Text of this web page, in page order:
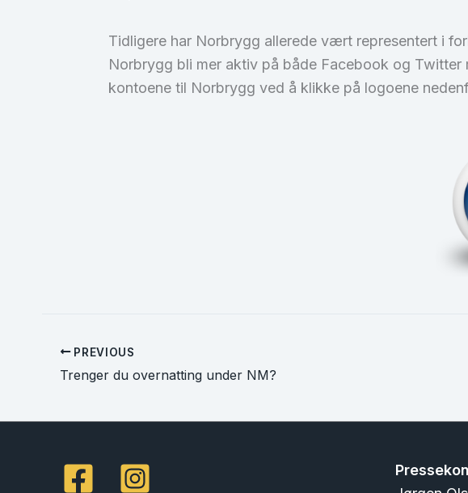
Tidligere har Norbrygg allerede vært representert i
Norbrygg bli mer aktiv på både Facebook og Twitter
kontoene til Norbrygg ved å klikke på logoene
PREVIOUS
Trenger du overnatting under NM?